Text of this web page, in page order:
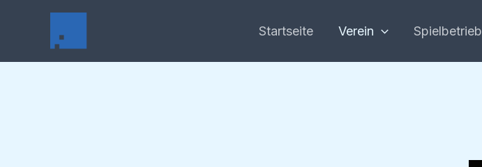
Startseite Verein Spielbetrieb